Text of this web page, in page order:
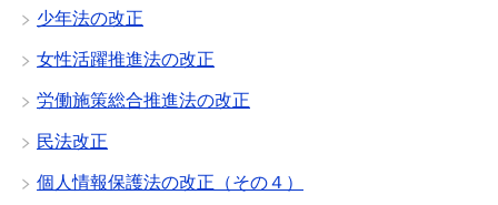
少年法の改正
女性活躍推進法の改正
労働施策総合推進法の改正
民法改正
個人情報保護法の改正（その４）